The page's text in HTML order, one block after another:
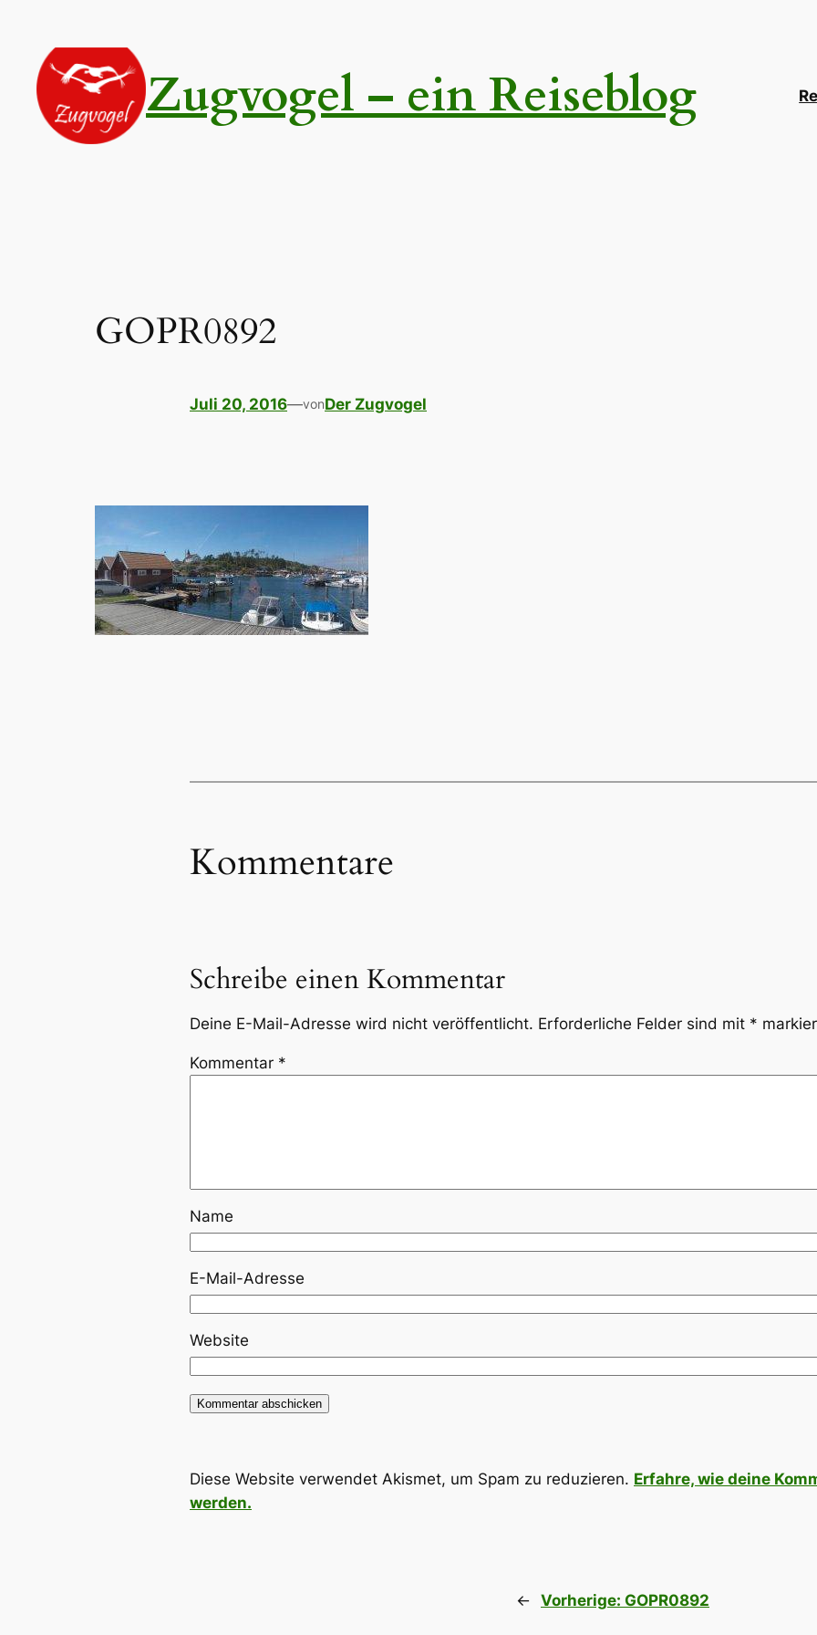
springen
Zugvogel – ein Reiseblog
GOPR0892
Juli 20, 2016—vonDer Zugvogel
Kommentare
Schreibe einen Kommentar
Deine E-Mail-Adresse wird nicht veröffentlicht. Erforderliche Felder sind mit *
Kommentar *
Name
E-Mail-Adresse
Website
Diese Website verwendet Akismet, um Spam zu reduzieren. Erfahre, wie deine
werden.
← Vorherige: GOPR0892